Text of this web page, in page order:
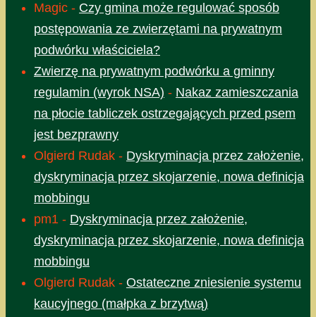
Magic - Czy gmina może regulować sposób
postępowania ze zwierzętami na prywatnym
podwórku właściciela?
Zwierzę na prywatnym podwórku a gminny
regulamin (wyrok NSA) - Nakaz zamieszczania
na płocie tabliczek ostrzegających przed psem
jest bezprawny
Olgierd Rudak - Dyskryminacja przez założenie,
dyskryminacja przez skojarzenie, nowa definicja
mobbingu
pm1 - Dyskryminacja przez założenie,
dyskryminacja przez skojarzenie, nowa definicja
mobbingu
Olgierd Rudak - Ostateczne zniesienie systemu
kaucyjnego (małpka z brzytwą)